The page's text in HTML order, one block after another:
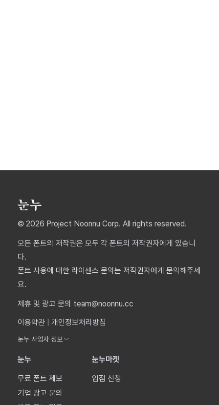
© 2026 Project Noonnu Corp. All rights reserved.
모든 폰트의 저작권은 모두 각 폰트의 저작권자에게 있습니
다.
폰트 사용에 대한 라이센스 문의는 저작권자에게 문의해주세
요.
제휴 및 광고 문의 team@noonnu.cc
이용약관
개인정보처리방침
눈누 사업자 정보
눈누
무료 폰트 제보
기업 광고 문의
눈누마켓
입점 신청